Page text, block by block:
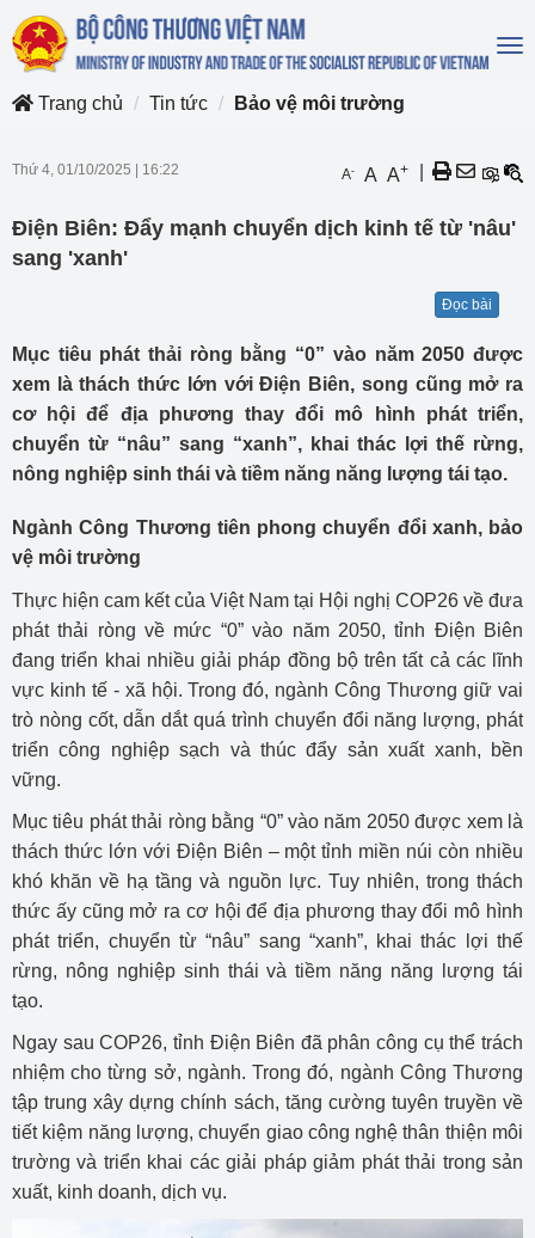
Trang chủ
Tin tức Bảo vệ môi trường
Thứ 4, 01/10/2025 16:22 A- A A+
Điện Biên: Đẩy mạnh chuyển dịch kinh tế từ 'nâu'
sang 'xanh'
Đọc bài
Mục tiêu phát thải ròng bằng “0” vào năm 2050 được
xem là thách thức lớn với Điện Biên, song cũng mở ra
cơ hội để địa phương thay đổi mô hình phát triển,
chuyển từ “nâu” sang “xanh”, khai thác lợi thế rừng,
nông nghiệp sinh thái và tiềm năng năng lượng tái tạo.
Ngành Công Thương tiên phong chuyển đổi xanh, bảo
vệ môi trường
Thực hiện cam kết của Việt Nam tại Hội nghị COP26 về đưa
phát thải ròng về mức “0” vào năm 2050, tỉnh Điện Biên
đang triển khai nhiều giải pháp đồng bộ trên tất cả các lĩnh
vực kinh tế - xã hội. Trong đó, ngành Công Thương giữ vai
trò nòng cốt, dẫn dắt quá trình chuyển đổi năng lượng, phát
triển công nghiệp sạch và thúc đẩy sản xuất xanh, bền
vững.
Mục tiêu phát thải ròng bằng “0” vào năm 2050 được xem là
thách thức lớn với Điện Biên – một tỉnh miền núi còn nhiều
khó khăn về hạ tầng và nguồn lực. Tuy nhiên, trong thách
thức ấy cũng mở ra cơ hội để địa phương thay đổi mô hình
phát triển, chuyển từ “nâu” sang “xanh”, khai thác lợi thế
rừng, nông nghiệp sinh thái và tiềm năng năng lượng tái
tạo.
Ngay sau COP26, tỉnh Điện Biên đã phân công cụ thể trách
nhiệm cho từng sở, ngành. Trong đó, ngành Công Thương
tập trung xây dựng chính sách, tăng cường tuyên truyền về
tiết kiệm năng lượng, chuyển giao công nghệ thân thiện môi
trường và triển khai các giải pháp giảm phát thải trong sản
xuất, kinh doanh, dịch vụ.